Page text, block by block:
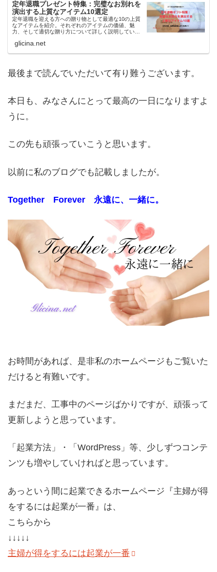
定年退職プレゼント特集：完璧なお別れを
演出する上質なアイテム10選定
定年退職を迎える方への贈り物として最適な10の上質
なアイテムを紹介。それぞれのアイテムの価値、魅
力、そして適切な贈り方について詳しく説明していま
でいただけるようなプレゼントを準備しました。
glicina.net
最後まで読んでいただいて有り難うございます。
本日も、みなさんにとって最高の一日になりますよ
うに。
この先も頑張っていこうと思います。
以前に私のブログでも記載しましたが。
Together Forever 永遠に、一緒に。
お時間があれば、是非私のホームページもご覧いた
だけると有難いです。
まだまだ、工事中のページばかりですが、頑張って
更新しようと思っています。
「起業方法」・「WordPress」等、少しずつコンテ
ンツも増やしていければと思っています。
あっという間に起業できるホームページ『主婦が得
をするには起業が一番』は、
こちらから
↓↓↓↓↓
主婦が得をするには起業が一番